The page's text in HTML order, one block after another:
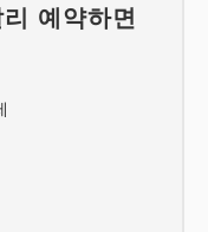
예약하면